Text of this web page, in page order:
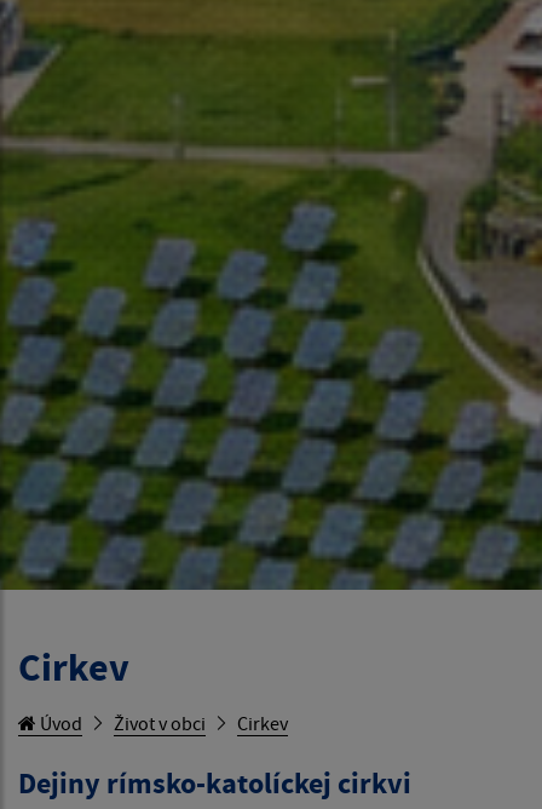
Cirkev
Úvod Život v obci Cirkev
Dejiny rímsko-katolíckej cirkvi